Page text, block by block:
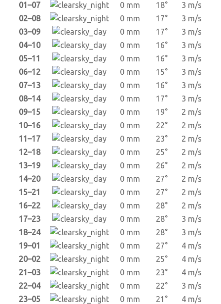
01–07
0 mm 18°
3 m/s
02–08
0 mm 17°
3 m/s
03–09
0 mm 17°
3 m/s
04–10
0 mm 16°
3 m/s
05–11
0 mm 16°
3 m/s
06–12
0 mm 15°
3 m/s
07–13
0 mm 16°
3 m/s
08–14
0 mm 17°
3 m/s
09–15
0 mm 19°
2 m/s
10–16
0 mm 22°
2 m/s
11–17
0 mm 23°
2 m/s
12–18
0 mm 25°
2 m/s
13–19
0 mm 26°
2 m/s
14–20
0 mm 27°
2 m/s
15–21
0 mm 27°
2 m/s
16–22
0 mm 28°
2 m/s
17–23
0 mm 28°
3 m/s
18–24
0 mm 28°
3 m/s
19–01
0 mm 27°
4 m/s
20–02
0 mm 25°
4 m/s
21–03
0 mm 23°
4 m/s
22–04
0 mm 22°
3 m/s
23–05
0 mm 21° 4 m/s